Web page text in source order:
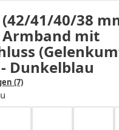
41/40/38
Armband mit
Dunkelblau
(7)